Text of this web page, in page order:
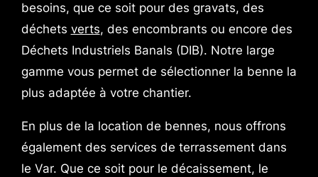
besoins, que ce soit pour des gravats, des
déchets verts, des encombrants ou encore des
Déchets Industriels Banals (DIB). Notre large
gamme vous permet de sélectionner la benne la
plus adaptée à votre chantier.
En plus de la location de bennes, nous offrons
également des services de terrassement dans
le Var. Que ce soit pour le décaissement, le